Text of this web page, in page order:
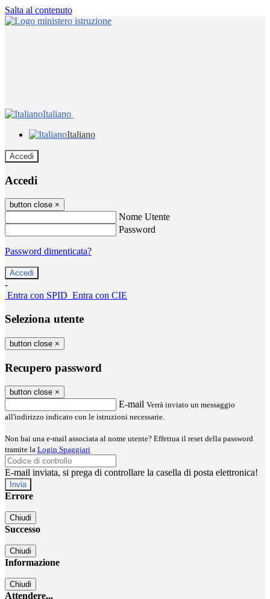
Salta al contenuto
Italiano
Italiano
Accedi
Accedi
button close ×
Nome Utente
Password
Password dimenticata?
-
Entra con SPID Entra con CIE
Seleziona utente
button close ×
Recupero password
button close ×
E-mail Verrà inviato un messaggio
all'indirizzo indicato con le istruzioni necessarie.
Non hai una e-mail associata al nome utente? Effettua il reset della password
tramite la Login Spaggiari
E-mail inviata, si prega di controllare la casella di posta elettronica!
Errore
Chiudi
Successo
Chiudi
Informazione
Chiudi
Attendere...